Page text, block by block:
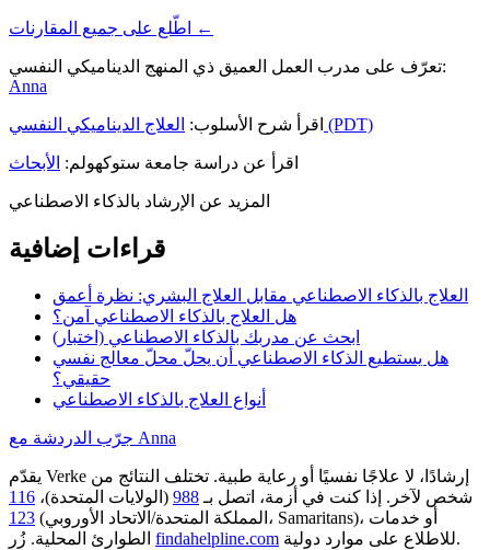
اطّلع على جميع المقارنات ←
تعرّف على مدرب العمل العميق ذي المنهج الديناميكي النفسي:
Anna
اقرأ شرح الأسلوب: العلاج الديناميكي النفسي (PDT)
اقرأ عن دراسة جامعة ستوكهولم: الأبحاث
المزيد عن الإرشاد بالذكاء الاصطناعي
قراءات إضافية
العلاج بالذكاء الاصطناعي مقابل العلاج البشري: نظرة أعمق
هل العلاج بالذكاء الاصطناعي آمن؟
ابحث عن مدربك بالذكاء الاصطناعي (اختبار)
هل يستطيع الذكاء الاصطناعي أن يحلّ محلّ معالج نفسي
حقيقي؟
أنواع العلاج بالذكاء الاصطناعي
جرّب الدردشة مع Anna
يقدّم Verke إرشادًا، لا علاجًا نفسيًا أو رعاية طبية. تختلف النتائج من
شخص لآخر. إذا كنت في أزمة، اتصل بـ 988 (الولايات المتحدة)، 116
123
(المملكة المتحدة/الاتحاد الأوروبي، Samaritans)، أو خدمات
الطوارئ المحلية. زُر findahelpline.com للاطلاع على موارد دولية.